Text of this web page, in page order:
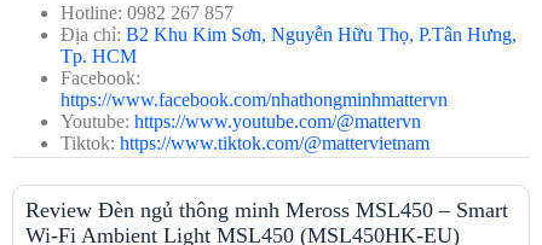
Điều
chỉnh độ
sáng
Nguồn
điện
Cắm trực tiếp (Input: 100–240V AC, 50/60Hz)
Công
suất
5W
Hotline: 0982 267 857
Địa chỉ: B2 Khu Kim Sơn, Nguyễn Hữu Thọ, P.Tân Hưng,
Tp. HCM
Facebook:
https://www.facebook.com/nhathongminhmattervn
Youtube: https://www.youtube.com/@mattervn
Tiktok: https://www.tiktok.com/@mattervietnam
Review Đèn ngủ thông minh Meross MSL450 – Smart
Wi-Fi Ambient Light MSL450 (MSL450HK-EU)